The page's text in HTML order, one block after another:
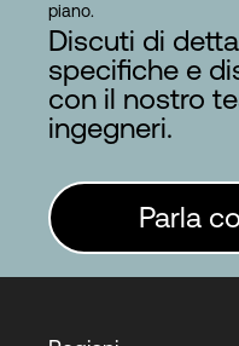
piano.
Discuti di
specifiche e
con il nostro
ingegneri.
Parla